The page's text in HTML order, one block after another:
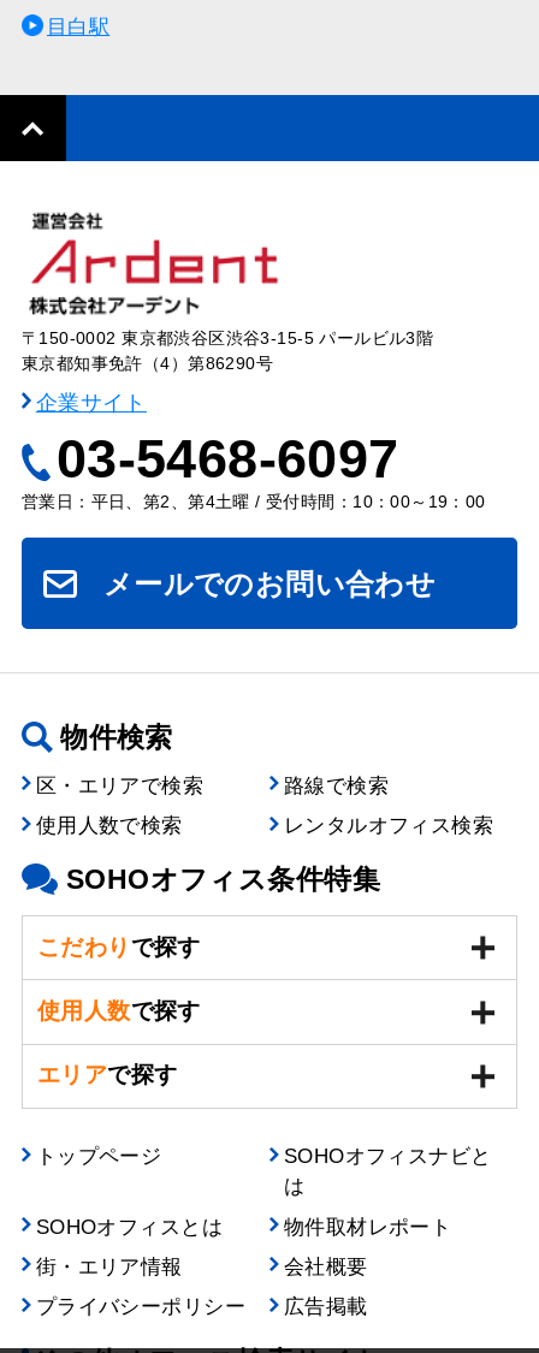
目白駅
〒150-0002 東京都渋谷区渋谷3-15-5 パールビル3階
東京都知事免許（4）第86290号
企業サイト
03-5468-6097
営業日：平日、第2、第4土曜 / 受付時間：10：00～19：00
メールでのお問い合わせ
物件検索
区・エリアで検索
路線で検索
使用人数で検索
レンタルオフィス検索
SOHOオフィス条件特集
こだわり で探す
使用人数で探す
エリアで探す
トップページ
SOHOオフィスナビと
は
SOHOオフィスとは
物件取材レポート
街・エリア情報
会社概要
プライバシーポリシー
広告掲載